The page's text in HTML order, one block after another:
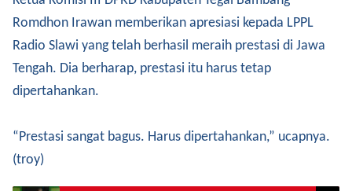
Romdhon Irawan memberikan apresiasi kepada LPPL
Radio Slawi yang telah berhasil meraih prestasi di Jawa
Tengah. Dia berharap, prestasi itu harus tetap
dipertahankan.
“Prestasi sangat bagus. Harus dipertahankan,” ucapnya.
(troy)